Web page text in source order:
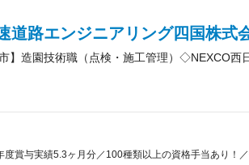
道路エンジニアリング四国株式
市】造園技術職（点検・施工管理）◇NEXCO西
度賞与実績5.3ヶ月分／100種類以上の資格手当あり